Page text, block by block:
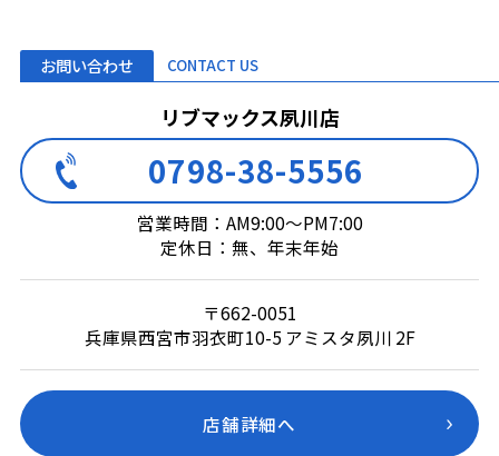
お問い合わせ CONTACT US
リブマックス夙川店
0798-38-5556
営業時間：AM9:00～PM7:00
定休日：無、年末年始
〒662-0051
兵庫県西宮市羽衣町10-5 アミスタ夙川 2F
店舗詳細へ